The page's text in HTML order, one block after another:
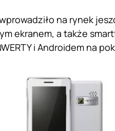
na rynek
ekranem, a także
i Androidem na